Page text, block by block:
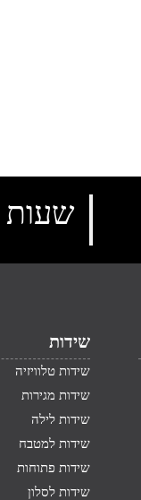
שעות
שידות
שידות טלוויזיה
שידות מגירות
שידות לילה
שידות למטבח
שידות פתוחות
שידות לסלון